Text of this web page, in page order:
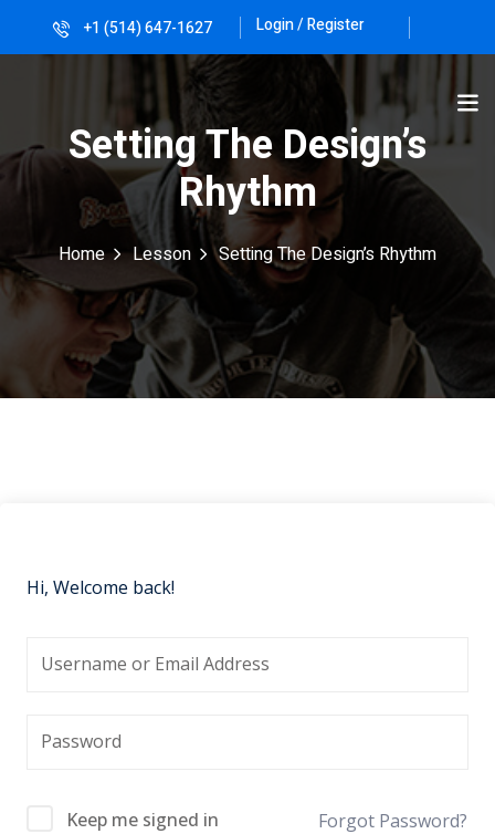
+1 (514) 647-1627 Login / Register
Setting The Design’s
Rhythm
Home Lesson Setting The Design’s Rhythm
Hi, Welcome back!
Keep me signed in Forgot Password?
Sign in Sign up
Sign in
Don’t have an account?Sign up
Remember me Lost your password?